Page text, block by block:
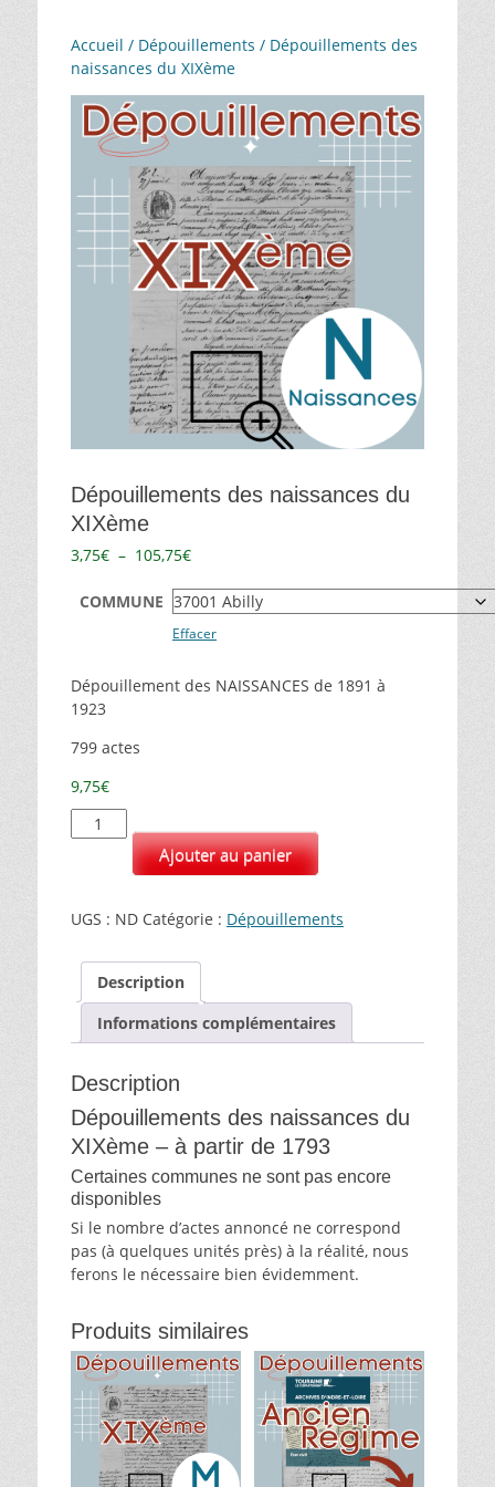
Accueil / Dépouillements / Dépouillements des
naissances du XIXème
Dépouillements des naissances du
XIXème
3,75€ – 105,75€Plage
prix :
à
COMMUNE
Effacer
Dépouillement des NAISSANCES de 1891 à
1923
799 actes
9,75€
quantité
de
Dépouillements
naissances
XIXème
Ajouter au panier
UGS : ND Catégorie : Dépouillements
Description
Informations complémentaires
Description
Dépouillements des naissances du
XIXème – à partir de 1793
Certaines communes ne sont pas encore
disponibles
Si le nombre d’actes annoncé ne correspond
pas (à quelques unités près) à la réalité, nous
ferons le nécessaire bien évidemment.
Produits similaires